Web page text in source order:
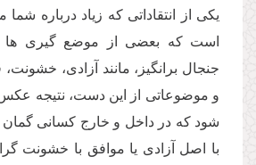
یكى از انتقاداتى كه زیاد درباره
است كه بعضى از موضع گیرى ها
جنجال برانگیز، مانند آزادى،
و موضوعاتى از این دست، نتیجه
شود كه در داخل و خارج كسانى گمان
با اصل آزادى یا موافق با خشونت